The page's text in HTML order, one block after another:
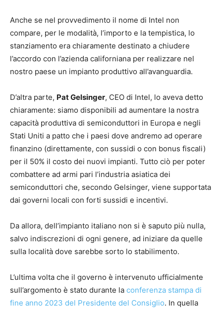
Anche se nel provvedimento il nome di Intel non
compare, per le modalità, l’importo e la tempistica, lo
stanziamento era chiaramente destinato a chiudere
l’accordo con l’azienda californiana per realizzare nel
nostro paese un impianto produttivo all’avanguardia.
D’altra parte, Pat Gelsinger, CEO di Intel, lo aveva detto
chiaramente: siamo disponibili ad aumentare la nostra
capacità produttiva di semiconduttori in Europa e negli
Stati Uniti a patto che i paesi dove andremo ad operare
finanzino (direttamente, con sussidi o con bonus fiscali)
per il 50% il costo dei nuovi impianti. Tutto ciò per poter
combattere ad armi pari l’industria asiatica dei
semiconduttori che, secondo Gelsinger, viene supportata
dai governi locali con forti sussidi e incentivi.
Da allora, dell’impianto italiano non si è saputo più nulla,
salvo indiscrezioni di ogni genere, ad iniziare da quelle
sulla località dove sarebbe sorto lo stabilimento.
L’ultima volta che il governo è intervenuto ufficialmente
sull’argomento è stato durante la conferenza stampa di
fine anno 2023 del Presidente del Consiglio. In quella